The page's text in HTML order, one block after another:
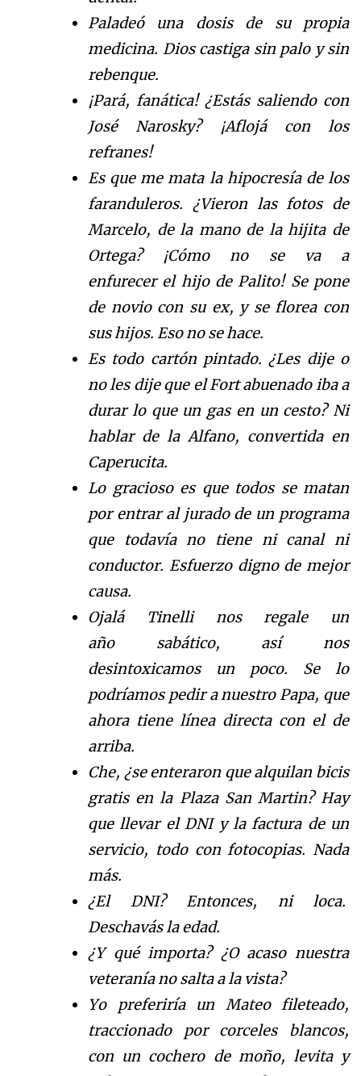
Paladeó una dosis de su propia
medicina. Dios castiga sin palo y sin
rebenque.
¡Pará, fanática! ¿Estás saliendo con
JoséNarosky? ¡Aflojá
con los
refranes!
Es que me mata la hipocresíade los
faranduleros. ¿Vieron las fotos de
Marcelo, de la mano de la hijita de
Ortega? ¡Cómo no se va a
enfurecerel hijo de Palito! Se pone
de novio con su ex, y se florea con
sus hijos. Eso no se hace.
Es todo cartónpintado.¿Les dije o
no les dije que el Fort abuenado iba a
durar lo que un gas en un cesto? Ni
hablar de la Alfano, convertida en
Caperucita.
Lo gracioso es que todos se matan
por entrar al jurado de un programa
que todavíano tiene ni canal ni
conductor. Esfuerzo digno de mejor
causa.
Ojalá
Tinelli nos regale un
añosabático, así
nos
desintoxicamos un poco. Se lo
podríamos pedir a nuestroPapa, que
ahora tiene línea directa con el de
arriba.
Che, ¿se enteraron que alquilan bicis
gratis en la Plaza San Martin? Hay
que llevar el DNI y la factura de un
servicio, todo con fotocopias. Nada
más.
¿El DNI? Entonces, ni loca.
Deschavás la edad.
¿Yqué importa? ¿O acaso nuestra
veteranía no salta a la vista?
Yo preferiríaun Mateo fileteado,
traccionadopor corcelesblancos,
con un cochero de moño, levita y